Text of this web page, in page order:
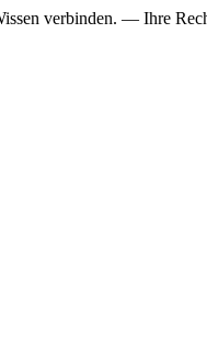
verbinden. — Ihre